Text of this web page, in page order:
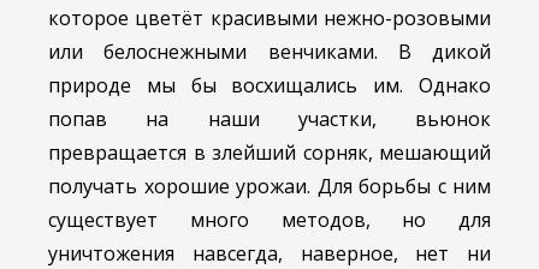
которое цветёт красивыми нежно-розовыми
или белоснежными венчиками. В дикой
природе мы бы восхищались им. Однако
попав на наши участки, вьюнок
превращается в злейший сорняк, мешающий
получать хорошие урожаи. Для борьбы с ним
существует много методов, но для
уничтожения навсегда, наверное, нет ни